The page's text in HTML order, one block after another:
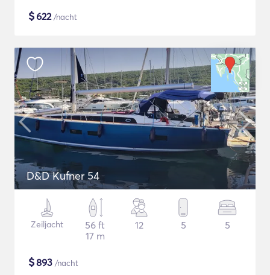
$622/nacht
D&D Kufner 54
Zeiljacht
56 ft
17 m
12 5 5
$893 /nacht